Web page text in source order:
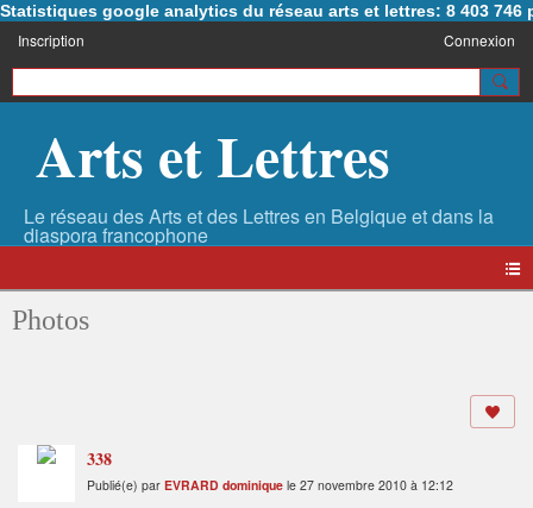
Statistiques google analytics du réseau arts et lettres: 8 403 746
Inscription Connexion
Arts et Lettres
Photos
338
Publié(e) par EVRARD dominique le 27 novembre 2010 à 12:12